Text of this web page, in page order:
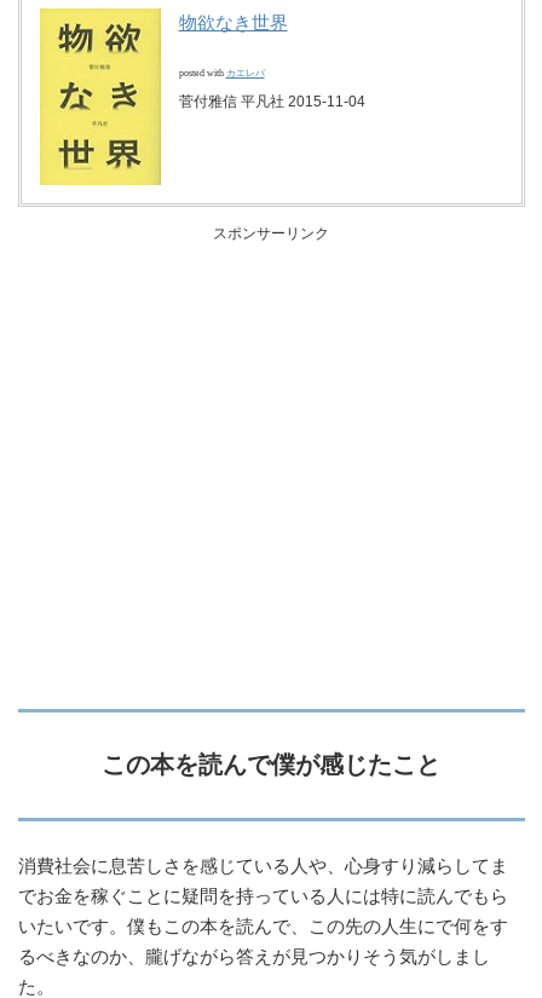
物欲なき世界
posted with カエレバ
菅付雅信 平凡社 2015-11-04
スポンサーリンク
この本を読んで僕が感じたこと
消費社会に息苦しさを感じている人や、心身すり減らしてま
でお金を稼ぐことに疑問を持っている人には特に読んでもら
いたいです。僕もこの本を読んで、この先の人生にで何をす
るべきなのか、朧げながら答えが見つかりそう気がしまし
た。